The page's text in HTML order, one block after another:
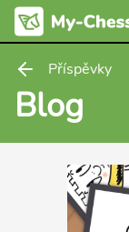
Příspěvky
Blog